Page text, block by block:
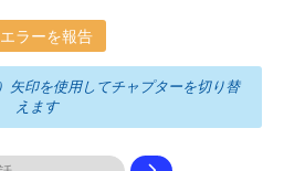
エラーを報告
印を使用してチャプターを切り替
えます